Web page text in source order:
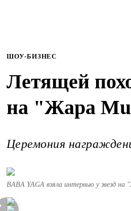
ШОУ-БИЗНЕС
Летящей
на "Жара
Церемония
BABA YAGA взяла интервью у звезд